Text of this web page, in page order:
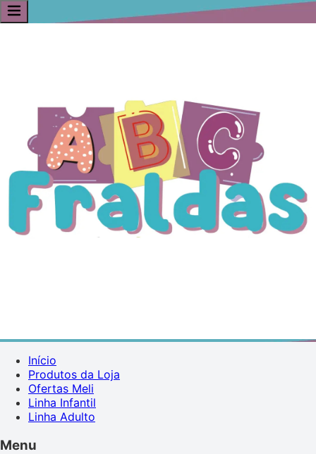
Início
Produtos da Loja
Ofertas Meli
Linha Infantil
Linha Adulto
Menu